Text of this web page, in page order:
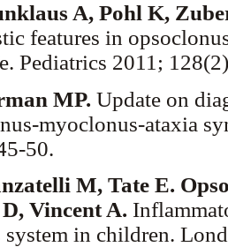
A, Pohl K,
features in
Pediatrics 2011;
MP. Update on
myoclonus-ataxia
50.
M, Tate E.
Vincent A.
system in children.